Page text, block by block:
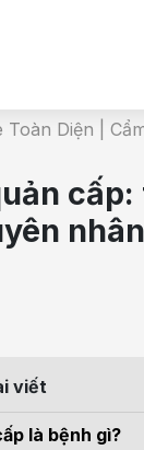
Diện |
viết
là bệnh gì?